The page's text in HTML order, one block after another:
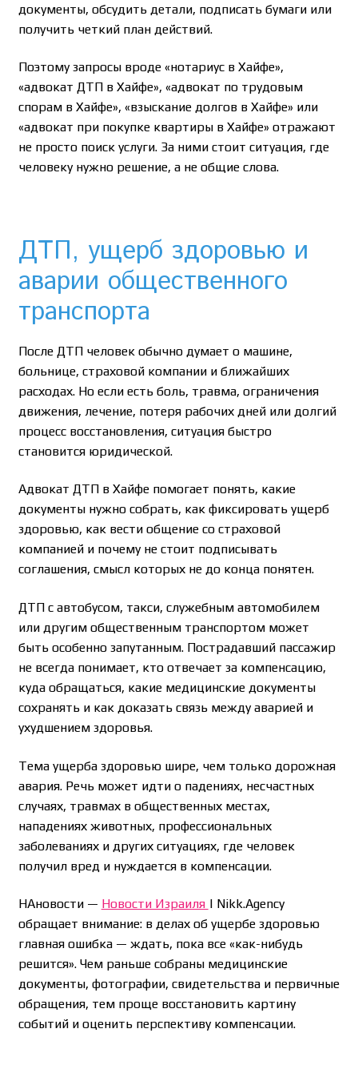
документы, обсудить детали, подписать бумаги или
получить четкий план действий.
Поэтому запросы вроде «нотариус в Хайфе»,
«адвокат ДТП в Хайфе», «адвокат по трудовым
спорам в Хайфе», «взыскание долгов в Хайфе» или
«адвокат при покупке квартиры в Хайфе» отражают
не просто поиск услуги. За ними стоит ситуация, где
человеку нужно решение, а не общие слова.
ДТП, ущерб здоровью и
аварии общественного
транспорта
После ДТП человек обычно думает о машине,
больнице, страховой компании и ближайших
расходах. Но если есть боль, травма, ограничения
движения, лечение, потеря рабочих дней или долгий
процесс восстановления, ситуация быстро
становится юридической.
Адвокат ДТП в Хайфе помогает понять, какие
документы нужно собрать, как фиксировать ущерб
здоровью, как вести общение со страховой
компанией и почему не стоит подписывать
соглашения, смысл которых не до конца понятен.
ДТП с автобусом, такси, служебным автомобилем
или другим общественным транспортом может
быть особенно запутанным. Пострадавший пассажир
не всегда понимает, кто отвечает за компенсацию,
куда обращаться, какие медицинские документы
сохранять и как доказать связь между аварией и
ухудшением здоровья.
Тема ущерба здоровью шире, чем только дорожная
авария. Речь может идти о падениях, несчастных
случаях, травмах в общественных местах,
нападениях животных, профессиональных
заболеваниях и других ситуациях, где человек
получил вред и нуждается в компенсации.
НАновости — Новости Израиля | Nikk.Agency
обращает внимание: в делах об ущербе здоровью
главная ошибка — ждать, пока все «как-нибудь
решится». Чем раньше собраны медицинские
документы, фотографии, свидетельства и первичные
обращения, тем проще восстановить картину
событий и оценить перспективу компенсации.